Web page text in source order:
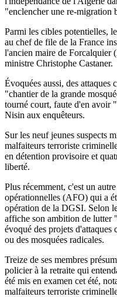
"enclencher une re-migration
Parmi les cibles potentielles,
au chef de file de la France
l'ancien maire de Forcalquier
ministre Christophe Castaner.
Évoquées aussi, des
"chantier de la grande
tourné court, faute d'en avoir
Nisin aux enquêteurs.
Sur les neuf jeunes suspects
malfaiteurs terroriste
en détention provisoire et
liberté.
Plus récemment, c'est un
opérationnelles (AFO) qui a
opération de la DGSI. Selon
affiche son ambition de lutter
évoqué des projets d'attaques
ou des mosquées radicales.
Treize de ses membres
policier à la retraite qui
été mis en examen cet été,
malfaiteurs terroriste